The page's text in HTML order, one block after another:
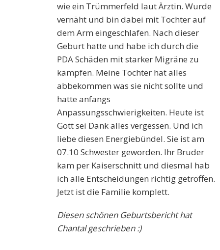
wie ein Trümmerfeld laut Ärztin. Wurde
vernäht und bin dabei mit Tochter auf
dem Arm eingeschlafen. Nach dieser
Geburt hatte und habe ich durch die
PDA Schäden mit starker Migräne zu
kämpfen. Meine Tochter hat alles
abbekommen was sie nicht sollte und
hatte anfangs
Anpassungsschwierigkeiten. Heute ist
Gott sei Dank alles vergessen. Und ich
liebe diesen Energiebündel. Sie ist am
07.10 Schwester geworden. Ihr Bruder
kam per Kaiserschnitt und diesmal hab
ich alle Entscheidungen richtig getroffen.
Jetzt ist die Familie komplett.
Diesen schönen Geburtsbericht hat
Chantal geschrieben :)